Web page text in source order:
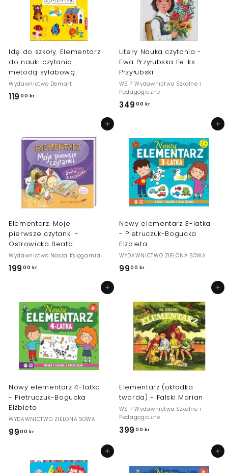
k
r
r
Idę do szkoły. Elementarz
do nauki czytania
metodą sylabową
Wydawnictwo Demart
119 00 kr
0
0
k
r
Litery Nauka czytania -
Ewa Przyłubska Feliks
Przyłubski
WSiP Wydawnictwa Szkolne i
Pedagogiczne
349 00 kr
,
0
0
k
r
Dodaj do koszyka
Elementarz. Moje
pierwsze czytanki -
Ostrowicka Beata
Wydawnictwo Nasza Księgarnia
199 00 kr
,
0
0
k
r
Dodaj do koszyka
Nowy elementarz 3-latka
- Pietruczuk-Bogucka
Elżbieta
WYDAWNICTWO ZIELONA SOWA
9900 kr
0
0
k
r
Dodaj do koszyka
Nowy elementarz 4-latka
- Pietruczuk-Bogucka
Elżbieta
WYDAWNICTWO ZIELONA SOWA
9900 kr
0
Dodaj do koszyka
Elementarz (okładka
twarda) - Falski Marian
WSiP Wydawnictwa Szkolne i
Pedagogiczne
399 00 kr
,
Dodaj do koszyka Dodaj do koszyka